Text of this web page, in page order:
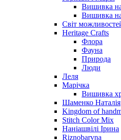
Вишивка
Вишивка на
Світ
Heritage Crafts
Флора
Фауна
Природа
Люди
Леля
Марічка
Вишивка
Шаменко Наталія
Kingdom of
Stitch Color Mix
Наніашвілі Ірина
Riznobarvna